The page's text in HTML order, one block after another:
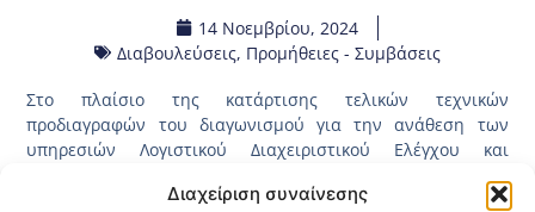
Διαχείριση συναίνεσης
14 Νοεμβρίου, 2024
Διαβουλεύσεις, Προμήθειες - Συμβάσεις
Στο πλαίσιο της κατάρτισης τελικών τεχνικών
προδιαγραφών του διαγωνισμού για την ανάθεση των
υπηρεσιών Λογιστικού Διαχειριστικού Ελέγχου και
της 3ης ΥΠΕ (Μακεδονίας) παραθέτουμε το
τελικό κείμενο